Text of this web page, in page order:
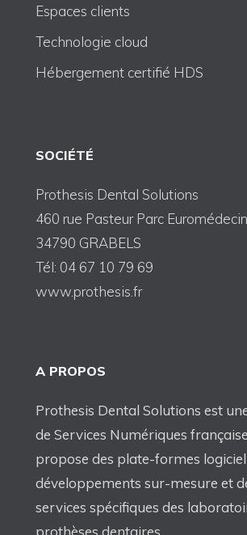
Espaces clients
Technologie cloud
Hébergement certifié HDS
SOCIÉTÉ
Prothesis Dental Solutions
460 rue Pasteur Parc
34790 GRABELS
Tél: 04 67 10 79 69
www.prothesis.fr
A PROPOS
Prothesis Dental Solutions est
de Services Numériques
propose des plate-formes
développements sur-mesure et
services spécifiques des
prothèses dentaires.